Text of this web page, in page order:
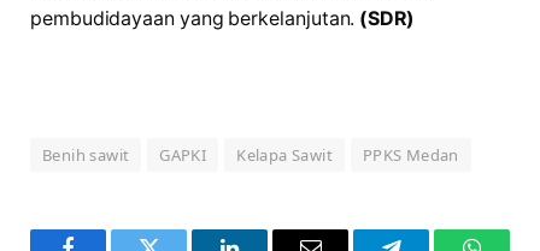
pembudidayaan yang berkelanjutan. (SDR)
Benih sawit GAPKI Kelapa Sawit PPKS Medan